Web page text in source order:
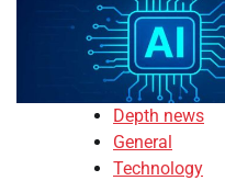
Depth news
General
Technology